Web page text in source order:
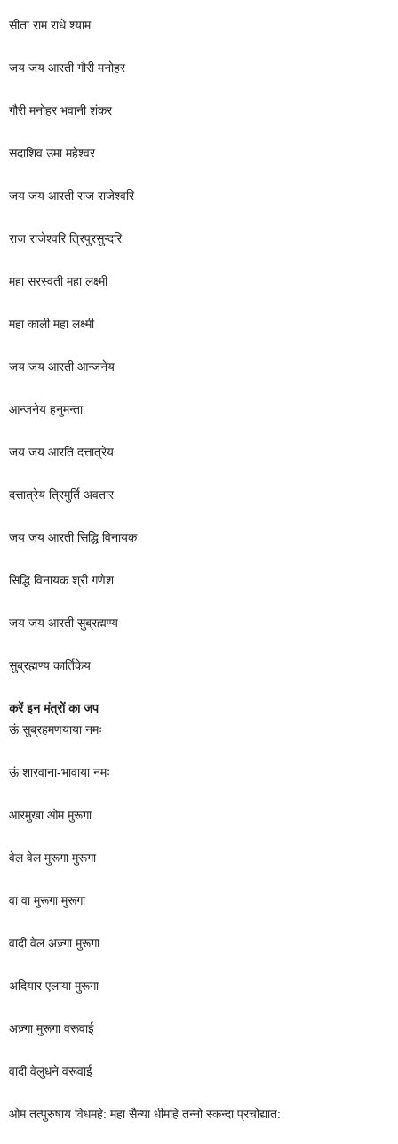
सीता राम राधे श्याम
जय जय आरती गौरी मनोहर
गौरी मनोहर भवानी शंकर
सदाशिव उमा महेश्वर
जय जय आरती राज राजेश्वरि
राज राजेश्वरि त्रिपुरसुन्दरि
महा सरस्वती महा लक्ष्मी
महा काली महा लक्ष्मी
जय जय आरती आन्जनेय
आन्जनेय हनुमन्ता
जय जय आरति दत्तात्रेय
दत्तात्रेय त्रिमुर्ति अवतार
जय जय आरती सिद्धि विनायक
सिद्धि विनायक श्री गणेश
जय जय आरती सुब्रह्मण्य
सुब्रह्मण्य कार्तिकेय
करें इन मंत्रों का जप
ऊं सुब्रहमणयाया नमः
ऊं शारवाना-भावाया नमः
आरमुखा ओम मुरूगा
वेल वेल मुरूगा मुरूगा
वा वा मुरूगा मुरूगा
वादी वेल अज़्गा मुरूगा
अदियार एलाया मुरूगा
अज़्गा मुरूगा वरूवाई
वादी वेलुधने वरूवाई
ओम तत्पुरुषाय विधमहे: महा सैन्या धीमहि तन्नो स्कन्दा प्रचोद्यात: